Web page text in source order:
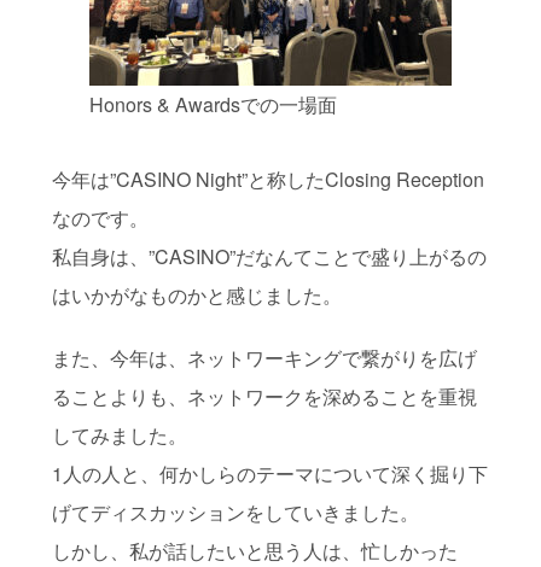
Honors & Awardsでの一場面
今年は”CASINO Night”と称したClosing Reception
なのです。
私自身は、”CASINO”だなんてことで盛り上がるの
はいかがなものかと感じました。
また、今年は、ネットワーキングで繋がりを広げ
ることよりも、ネットワークを深めることを重視
してみました。
1人の人と、何かしらのテーマについて深く掘り下
げてディスカッションをしていきました。
しかし、私が話したいと思う人は、忙しかった